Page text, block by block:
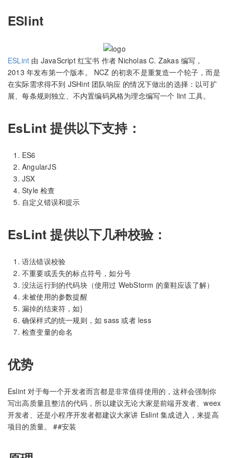
ESlint
ESLint 由 JavaScript 红宝书 作者 Nicholas C. Zakas 编写，
2013 年发布第一个版本。 NCZ 的初衷不是重复造一个轮子，而是
在实际需求得不到 JSHint 团队响应 的情况下做出的选择：以可扩
展、每条规则独立、不内置编码风格为理念编写一个 lint 工具。
EsLint 提供以下支持：
ES6
AngularJS
JSX
Style 检查
自定义错误和提示
EsLint 提供以下几种校验：
语法错误校验
不重要或丢失的标点符号，如分号
没法运行到的代码块（使用过 WebStorm 的童鞋应该了解）
未被使用的参数提醒
漏掉的结束符，如}
确保样式的统一规则，如 sass 或者 less
检查变量的命名
优势
Eslint 对于每一个开发者而言都是非常值得使用的，这样会强制你
写出高质量且整洁的代码，所以建议无论大家是前端开发者、weex
开发者、还是小程序开发者都建议大家讲 Eslint 集成进入，来提高
项目的质量。 ##安装